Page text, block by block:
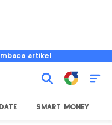
artikel
SMART MONEY